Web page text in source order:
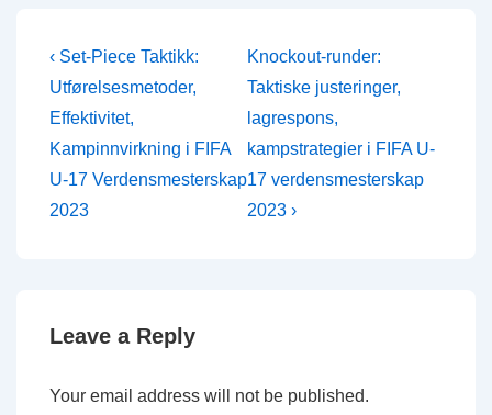
Post
navigation
Previous
Post
is
‹ Set-Piece Taktikk:
Utførelsesmetoder,
Effektivitet,
Kampinnvirkning i FIFA
U-17 Verdensmesterskap
2023
Next
Post
is
Knockout-runder:
Taktiske justeringer,
lagrespons,
kampstrategier i FIFA U-
17 verdensmesterskap
2023 ›
Leave a Reply
Your email address will not be published.